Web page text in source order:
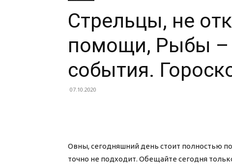
Стрельцы, не
помощи, Рыбы –
события.
07.10.2020
Овны, сегодняшний день стоит полностью
точно не подходит. Обещайте сегодня